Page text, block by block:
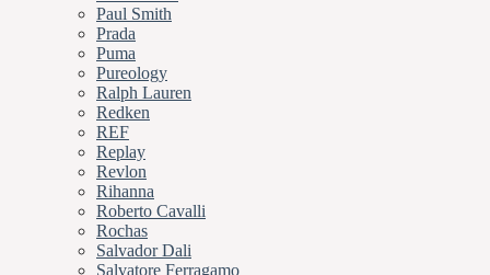
Paul Smith
Prada
Puma
Pureology
Ralph Lauren
Redken
REF
Replay
Revlon
Rihanna
Roberto Cavalli
Rochas
Salvador Dali
Salvatore Ferragamo